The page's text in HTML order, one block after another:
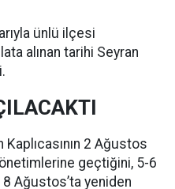
ünlü ilçesi
alınan tarihi Seyran
2 Ağustos
geçtiğini, 5-6
8 Ağustos’ta yeniden